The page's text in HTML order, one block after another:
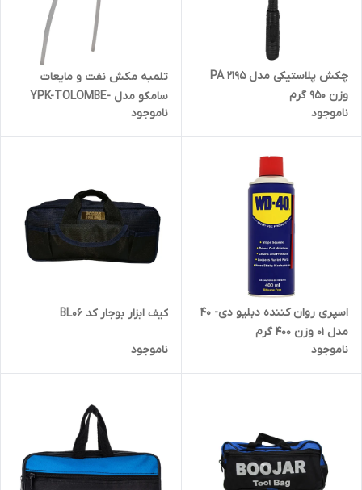
چکش پلاستیکی مدل PA 2195
وزن 950 گرم
ناموجود
تلمبه مکش نفت و مایعات
سامکو مدل YPK-TOLOMBE-
NAFTKESH
ناموجود
اسپری روان کننده دبلیو دی- 40
مدل 01 وزن 400 گرم
ناموجود
کیف ابزار بوجار کد BL06
ناموجود